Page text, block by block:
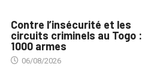
Contre l’insécurité et les
circuits criminels au Togo :
1000 armes
06/08/2026